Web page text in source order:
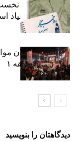
«رسانه» سنگر
پیشگیری از اعتیاد
نکوداشت فعالان
شهرداری منطقه ۱
دیدگاهتان را بنویسید